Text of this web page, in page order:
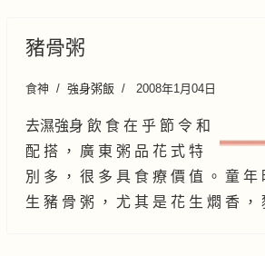
豬骨粥
食神 強身粥飯 2008年1月04日
去濕強身 飲 食 在 乎 節 令 和
配 搭 ， 廣 東 粥 品 花 式 特
別 多 ， 很 多 具 食 療 價 值 。 童 年
生 豬 骨 粥 ， 尤 其 是 花 生 燜 香 ，